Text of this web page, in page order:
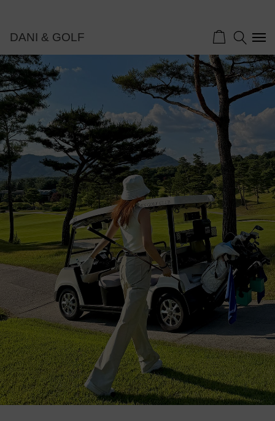
DANI & GOLF